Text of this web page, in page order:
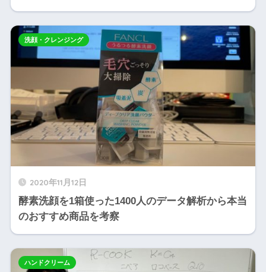
2020年11月12日
酵素洗顔を1箱使った1400人のデータ解析から本当
のおすすめ商品を考察
洗顔・クレンジング
ハンドクリーム